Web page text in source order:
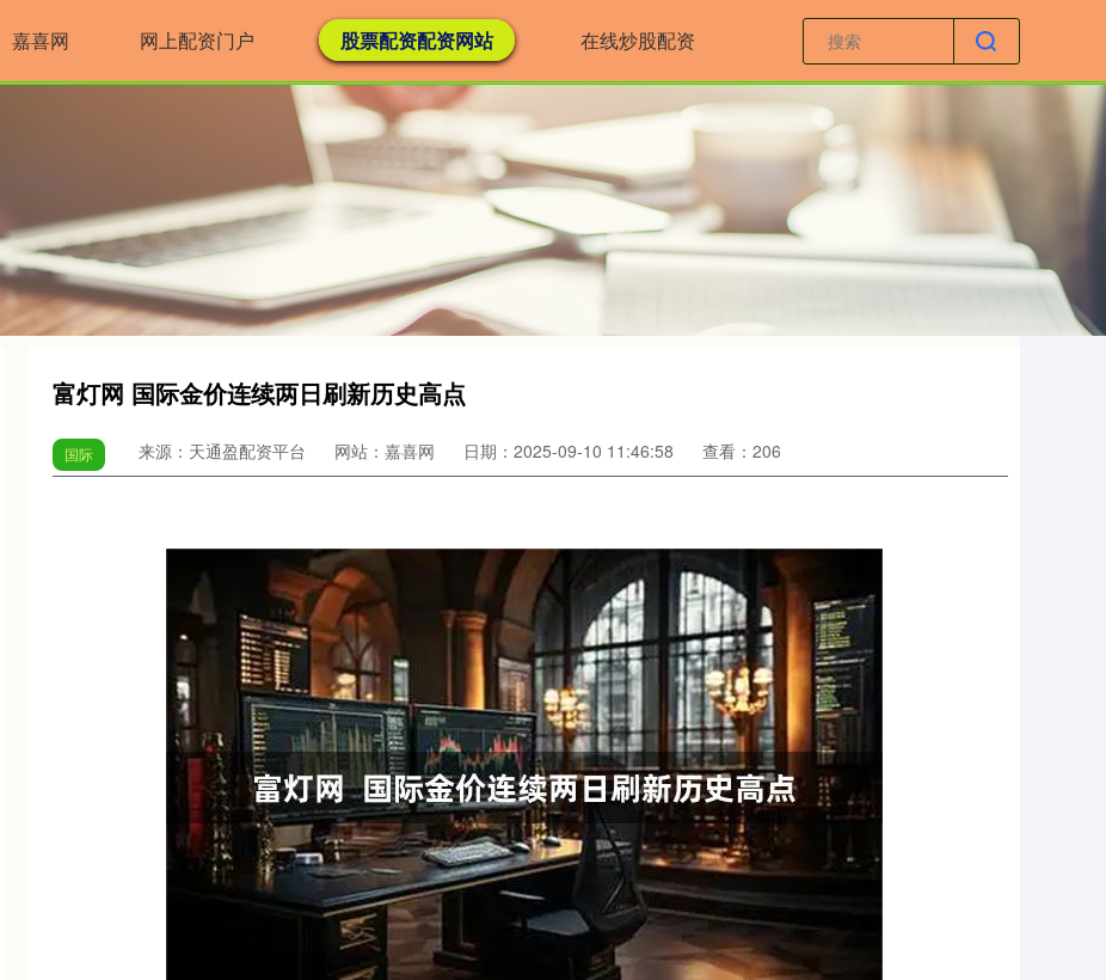
嘉喜网 网上配资门户 股票配资配资网站 在线炒股配资
富灯网 国际金价连续两日刷新历史高点
国际 来源：天通盈配资平台 网站：嘉喜网 日期：2025-09-10 11:46:58 查看：206